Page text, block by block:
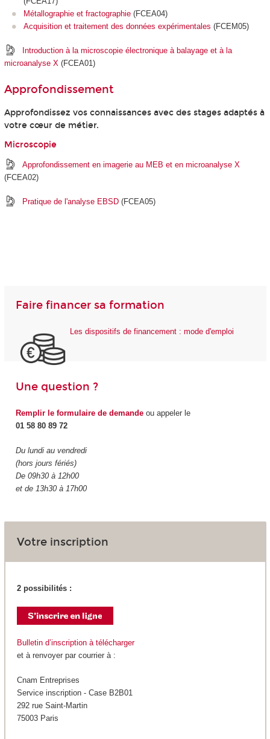
Métallographie et fractographie (FCEA04)
Acquisition et traitement des données expérimentales (FCEM05)
Introduction à la microscopie électronique à balayage et à la
microanalyse X(FCEA01)
Approfondissement
Approfondissez vos connaissances avec des stages adaptés à
votre cœur de métier.
Microscopie
Approfondissement en imagerie au MEB et en microanalyse X
(FCEA02)
Pratique de l'analyse EBSD(FCEA05)
Faire financer sa formation
Les dispositifs de financement : mode d'emploi
Une question ?
Remplir le formulaire de demandeou appeler le
01 58 80 89 72
Du lundi au vendredi
(hors jours fériés)
De 09h30 à 12h00
et de 13h30 à 17h00
Votre inscription
2 possibilités :
Bulletin d’inscription à télécharger
et à renvoyer par courrier à :
Cnam Entreprises
Service inscription - Case B2B01
292 rue Saint-Martin
75003 Paris